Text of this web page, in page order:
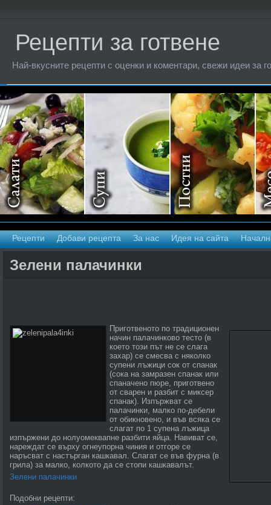
Рецепти за готвене
Най-вкусните рецепти с оценки и коментари, свежи идеи за
Рецепти Добави рецепта За нас Идея на сайта
Зелени палачинки
Приготвеното по традиционен
начин палачинково тесто (в
което този път не се слага
захар) се смесва с няколко
супени лъжици сок от спанак
(сока на замразен спанак или
спаначено пюре, приготвено
от сварен и разбит с миксер
спанак). Изпържват се
палачинки, малко по-дебели
от обикновено, и във всяка се
слагат по 1 супена лъжица
изпържени до нолуомеквапне разбити яйца. Навиват се,
нареждат се върху огнеупорна чиния и отгоре се
наръсват с настърган кашкавал. Слагат се във фурна (в
грила) за малко, колкото да се стопи кашкавалът.
Зелени палачинки
Подобни рецепти: